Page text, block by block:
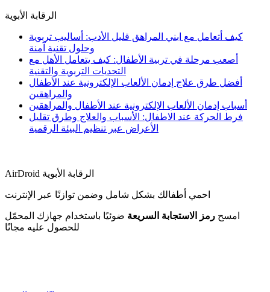
الرقابة الأبوية
كيف أتعامل مع ابني المراهق قليل الأدب: أساليب تربوية
وحلول تقنية آمنة
أصعب مرحلة في تربية الأطفال: كيف يتعامل الأهل مع
التحديات التربوية والتقنية
أفضل طرق علاج إدمان الألعاب الإلكترونية عند الأطفال
والمراهقين
أسباب إدمان الألعاب الإلكترونية عند الأطفال والمراهقين
فرط الحركة عند الاطفال: الأسباب والعلاج وطرق تقليل
الأعراض عبر تنظيم البيئة الرقمية
AirDroid الرقابة الأبوية
احمي أطفالك بشكل شامل وضمن توازنًا عبر الإنترنت
امسح رمز الاستجابة السريعة ضوئيًا باستخدام جهازك المحمّل
للحصول عليه مجانًا